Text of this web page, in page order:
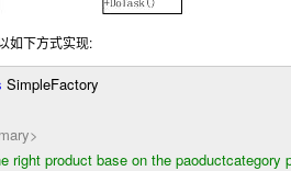
如下方式实现:
SimpleFactory
right product base on the paoductcategory